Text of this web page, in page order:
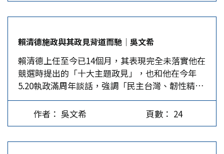
標準非憲法明定，憲法也規定應交由立法和行政兩
個「政治性部門」決定，司法部門就不應代為做出
判斷與決定。…
從90年代初期快速推進的選舉制度、多黨制、言論
自由到政黨輪替制度化，形式上雖接軌西方民主制
度，但其政治文化、社會結構與治理能力卻無法同
步提升，導致「民主形式化」、「治理空洞化」的
嚴重落差。 朱雲漢所提出的「後民主時代」與
「民主變形」概念，是對當代民主實踐失靈的深層
批判。他認為當民主淪為政客競逐權力的舞台，民
粹成為政治動員的主要工具，民主制度雖仍存在，
政治格局。 記憶與政治認同的交融 根據聯合國人
口司2024年《世界人口展望》調查，50.5%的美國
人低於40歲，顯示他們對冷戰（1947-1991）的記
憶多來自教科書，而非親身經歷。冷戰確立了美國
作為「自由世界領袖」的角色，但年輕世代對此認
知淡薄，對國際干預政策持懷疑態度，他們更關注
國內議題，如經濟不平等或氣候變遷，而非不同意
識形態的對抗。 這種記憶斷層影響政治選擇。
賴清德施政與其政見背道而馳│吳文希
賴清德上任至今已14個月，其表現完全未落實他在
競選時提出的「十大主題政見」，也和他在今年
5.20執政滿周年談話，強調「民主台灣、韌性精
神、訴求團結」三元素背道而馳。 政府不開放人
民無法作主 賴競選政見中首先提及「民主自由、
維持現狀」，又稱要「人民作主 開放政府」。不
作者： 吳文希 頁數： 24